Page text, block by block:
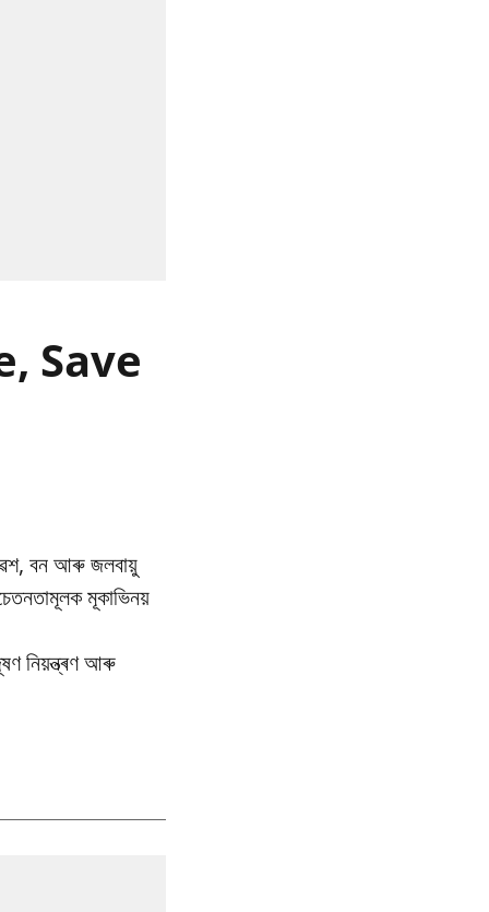
Save
বন আৰু জলবায়ু
মূকাভিনয়
নিয়ন্ত্ৰণ আৰু